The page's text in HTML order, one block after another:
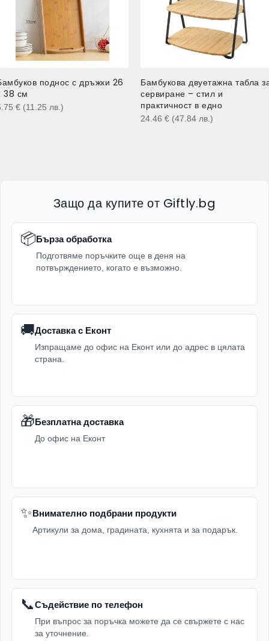
поднос с дръжки 26
38 см
€ (11.25 лв. )
Бамбукова двуетажна табла
сервиране – стил и
практичност в едно
24.46 € (47.84 лв. )
Защо да купите от Giftly.bg
📦Бърза обработка
Подготвяме поръчките още в деня на
потвърждението, когато е възможно.
🚚Доставка с Еконт
Изпращаме до офис на Еконт или до адрес в цялата
страна.
🎁Безплатна доставка
До офис на Еконт
✨Внимателно подбрани продукти
Артикули за дома, градината, кухнята и за подарък.
📞Съдействие по телефон
При въпрос за поръчка можете да се свържете с нас
за уточнение.